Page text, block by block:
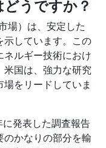
うですか？
場）は、安定した
示しています。この
ルギー技術におけ
米国は、強力な研究
をリードしていま
発表した調査報告
かなりの部分を輸